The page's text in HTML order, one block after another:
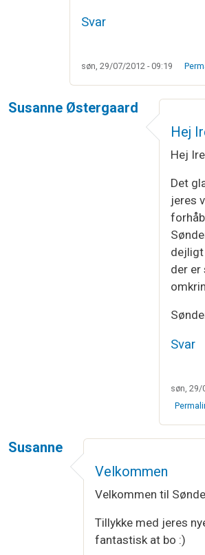
Svar
søn, 29/07/2012 - 09:19
Susanne Østergaard
Hej
Hej
Det
jeres
der er
Svar
søn, 29/
Susanne
Velkommen
Velkommen til
Tillykke med jeres
fantastisk at bo :)